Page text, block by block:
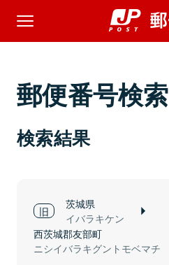
郵便番号検索
検索結果
茨城県
イバラキケン
西茨城郡友部町
ニシイバラキグントモベマチ